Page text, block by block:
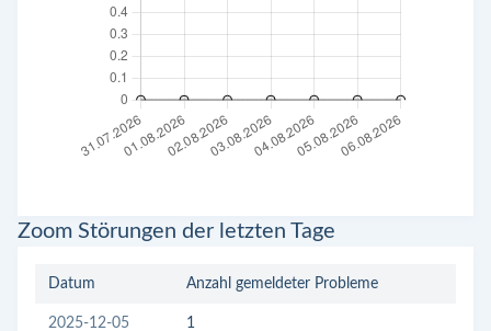
Zoom Störungen der letzten Tage
Datum Anzahl gemeldeter Probleme
2025-12-05 1